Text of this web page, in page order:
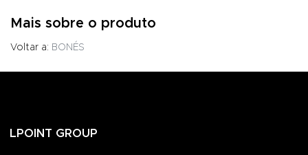
Mais sobre o produto
Voltar a: BONÉS
LPOINT GROUP